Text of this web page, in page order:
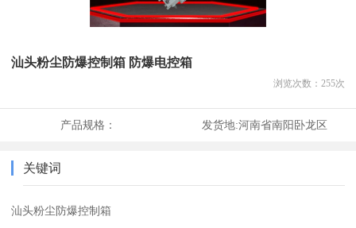
汕头粉尘防爆控制箱 防爆电控箱
浏览次数： 255次
产品规格： 发货地:河南省南阳卧龙区
关键词
汕头粉尘防爆控制箱